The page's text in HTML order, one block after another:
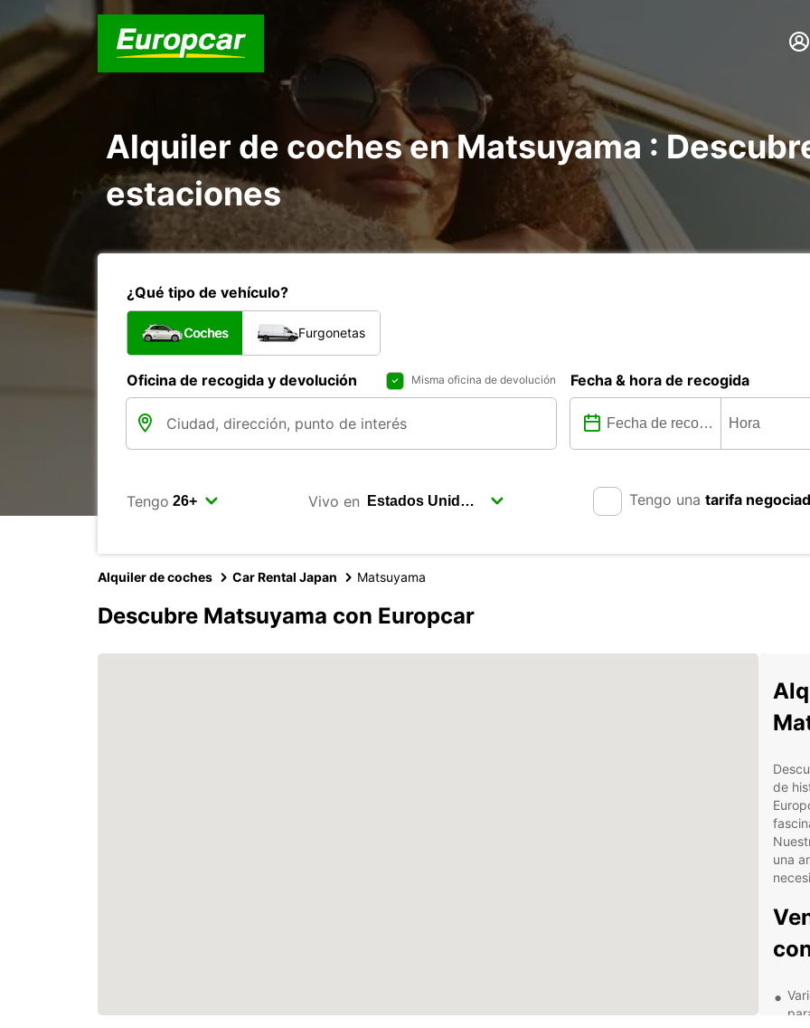
Alquiler de coches en Matsuyama :
estaciones
¿Qué tipo de vehículo?
Coches Furgonetas
Oficina de recogida y devolución Misma oficina de devolución Fecha & hora de recogida
Tengo Vivo en Tengo una tarifa
Alquiler de coches Car Rental Japan Matsuyama
Descubre Matsuyama con Europcar
de
una